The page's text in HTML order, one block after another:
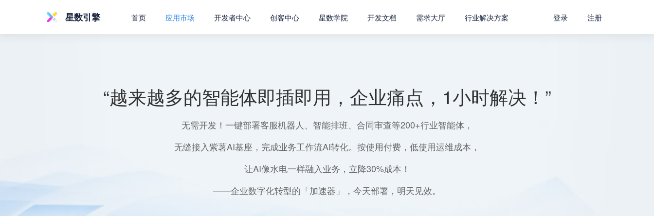
星数引擎 首页 应用市场 开发者中心 创客中心 星数学院 开发文档 需求大厅 行业解决方案 登录 注册
“越来越多的智能体即插即用，企业痛点，1小时解决！”
无需开发！一键部署客服机器人、智能排班、合同审查等200+行业智能体，
无缝接入紫薯AI基座，完成业务工作流AI转化。按使用付费，低使用运维成本，
让AI像水电一样融入业务，立降30%成本！
——企业数字化转型的「加速器」，今天部署，明天见效。